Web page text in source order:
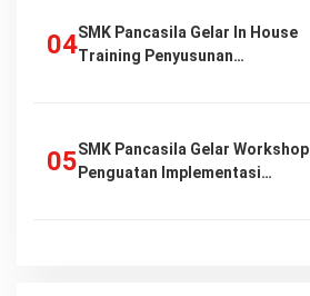
SMK Pancasila Gelar In House
Training Penyusunan…
SMK Pancasila Gelar Workshop
Penguatan Implementasi…